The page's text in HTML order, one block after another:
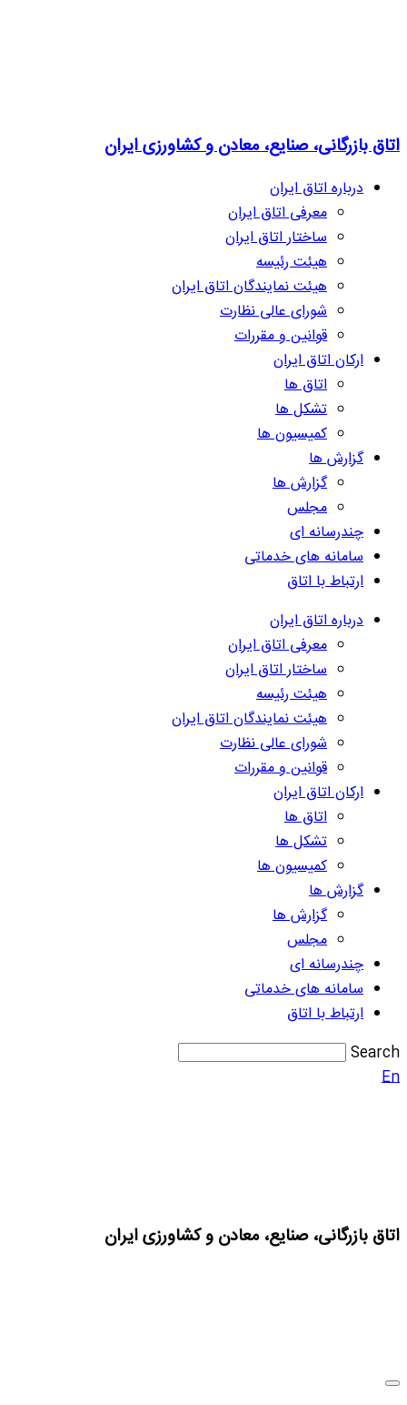
اتاق بازرگانی، صنایع، معادن و کشاورزی ایران
درباره اتاق ایران
معرفی اتاق ایران
ساختار اتاق ایران
هیئت رئیسه
هیئت نمایندگان اتاق ایران
شورای عالی نظارت
قوانین و مقررات
ارکان اتاق ایران
اتاق ها
تشکل ها
کمیسیون ها
گزارش ها
گزارش ها
مجلس
چندرسانه ای
سامانه های خدماتی
ارتباط با اتاق
درباره اتاق ایران
معرفی اتاق ایران
ساختار اتاق ایران
هیئت رئیسه
هیئت نمایندگان اتاق ایران
شورای عالی نظارت
قوانین و مقررات
ارکان اتاق ایران
اتاق ها
تشکل ها
کمیسیون ها
گزارش ها
گزارش ها
مجلس
چندرسانه ای
سامانه های خدماتی
ارتباط با اتاق
Search
En
اتاق بازرگانی، صنایع، معادن و کشاورزی ایران